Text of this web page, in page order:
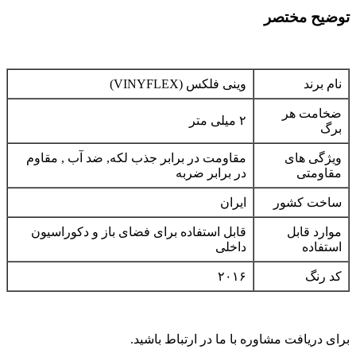
توضیح مختصر
نام برند وینی فلکس (VINYFLEX)
ضخامت هر
برگ
۲ میلی متر
ویژگی های
مقاومتی
مقاومت در برابر جذب لکه, ضد آب , مقاوم
در برابر ضربه
ساخت کشور ‌ایران
موارد قابل
استفاده
قابل استفاده برای فضای باز و دکوراسیون
داخلی
کد رنگ ۲۰۱۶
برای دریافت مشاوره با ما در ارتباط باشید.